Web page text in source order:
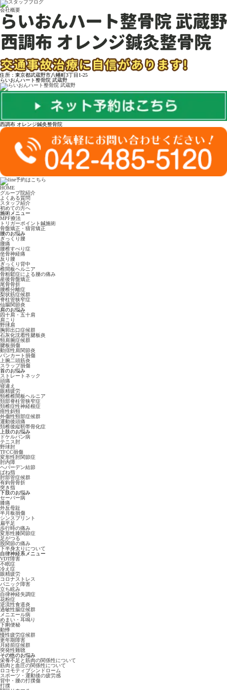
会社概要
住所：東京都武蔵野市八幡町3丁目1-25
らいおんハート整骨院 武蔵野
西調布 オレンジ鍼灸整骨院
HOME
グループ院紹介
よくある質問
スタッフ紹介
初めての方へ
施術メニュー
MPF療法
トリガーポイント鍼施術
骨盤矯正・猫背矯正
腰のお悩み
ぎっくり腰
腰痛
腰椎すべり症
坐骨神経痛
反り腰
ぎっくり背中
椎間板ヘルニア
骨粗鬆症による腰の痛み
産後骨盤矯正
尾骨骨折
腰椎分離症
梨状筋症候群
脊柱管狭窄症
仙腸関節炎
肩のお悩み
四十肩・五十肩
肩こり
野球肩
胸郭出口症候群
石灰化沈着性腱板炎
頸肩腕症候群
腱板損傷
動揺性肩関節炎
バンカート損傷
上腕二頭筋炎
スラップ損傷
首のお悩み
ストレートネック
頭痛
寝違え
眼精疲労
頸椎椎間板ヘルニア
頚部脊柱管狭窄症
頚椎症性神経根症
痙性斜頸
外傷性頸部症候群
運動後頭痛
頚椎後縦靭帯骨化症
上肢のお悩み
ドケルバン病
テニス肘
野球肘
TFCC損傷
変形性肘関節症
肘内障
ヘバーデン結節
ばね指
肘部管症候群
有鈎骨骨折
突き指
下肢のお悩み
セーバー病
膝痛
外反母趾
半月板損傷
シンスプリント
扁平足
歩行時の痛み
変形性膝関節症
足がつる
股関節の痛み
下半身太りについて
自律神経系メニュー
VDT障害
不眠症
冷え症
眼精疲労
コロナストレス
パニック障害
立ち眩み
自律神経失調症
花粉症
逆流性食道炎
過敏性腸症候群
メニエール病
めまい・耳鳴り
下痢便秘
動悸
慢性疲労症候群
更年期障害
月経前症候群
突発性難聴
その他のお悩み
栄養不足と筋肉の関係性について
筋肉と血圧の関係性について
ロコモティブシンドローム
スポーツ・運動後の疲労感
背中・腰の打撲傷
打撲